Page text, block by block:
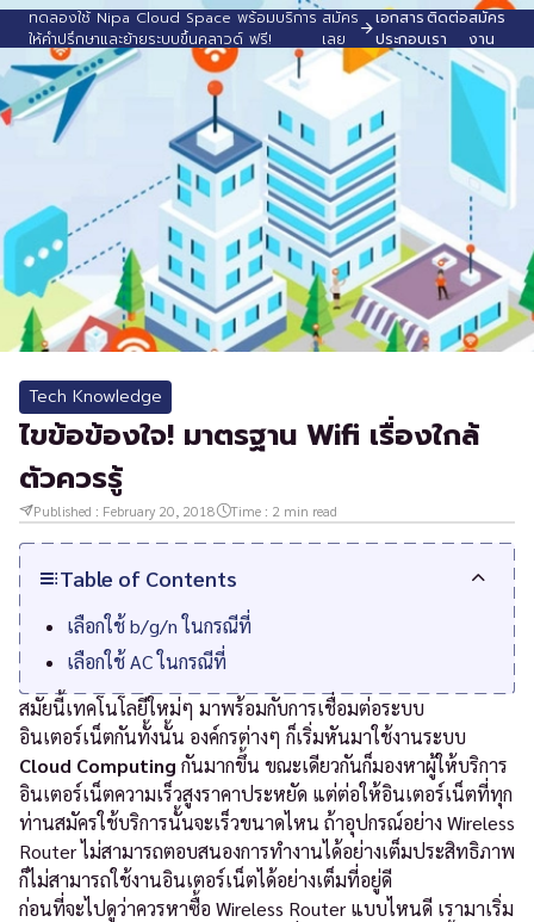
ทดลองใช้ Nipa Cloud Space พร้อมบริการ
ให้คำปรึกษาและย้ายระบบขึ้นคลาวด์ ฟรี!
สมัคร
เลย
เอกสาร
ประกอบ
ติดต่อ
เรา
สมัคร
งาน
Tech Knowledge
ไขข้อข้องใจ! มาตรฐาน Wifi เรื่องใกล้
ตัวควรรู้
Published : February 20, 2018 Time : 2 min read
Table of Contents
เลือกใช้ b/g/n ในกรณีที่
เลือกใช้ AC ในกรณีที่
สมัยนี้เทคโนโลยีใหม่ๆ มาพร้อมกับการเชื่อมต่อระบบ
อินเตอร์เน็ตกันทั้งนั้น องค์กรต่างๆ ก็เริ่มหันมาใช้งานระบบ
Cloud Computing กันมากขึ้น ขณะเดียวกันก็มองหาผู้ให้บริการ
อินเตอร์เน็ตความเร็วสูงราคาประหยัด แต่ต่อให้อินเตอร์เน็ตที่ทุก
ท่านสมัครใช้บริการนั้นจะเร็วขนาดไหน ถ้าอุปกรณ์อย่าง Wireless
Router ไม่สามารถตอบสนองการทำงานได้อย่างเต็มประสิทธิภาพ
ก็ไม่สามารถใช้งานอินเตอร์เน็ตได้อย่างเต็มที่อยู่ดี
ก่อนที่จะไปดูว่าควรหาซื้อ Wireless Router แบบไหนดี เรามาเริ่ม